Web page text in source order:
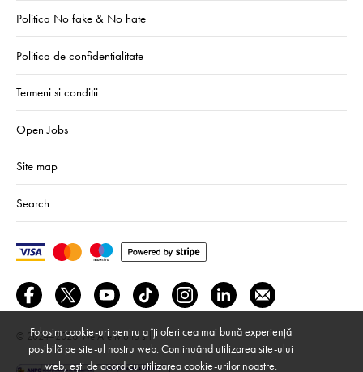
Politica No fake & No hate
Politica de confidentialitate
Termeni si conditii
Open Jobs
Site map
Search
© 2024–2026 We Are Mono srl
Folosim cookie-uri pentru a îți oferi cea mai bună experiență
posibilă pe site-ul nostru web. Continuând utilizarea site-ului
web, ești de acord cu utilizarea cookie-urilor noastre.